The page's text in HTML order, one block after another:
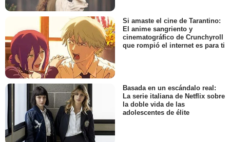
Si amaste el cine de Tarantino:
El anime sangriento y
cinematográfico de Crunchyroll
que rompió el internet es para ti
Basada en un escándalo real:
La serie italiana de Netflix sobre
la doble vida de las
adolescentes de élite